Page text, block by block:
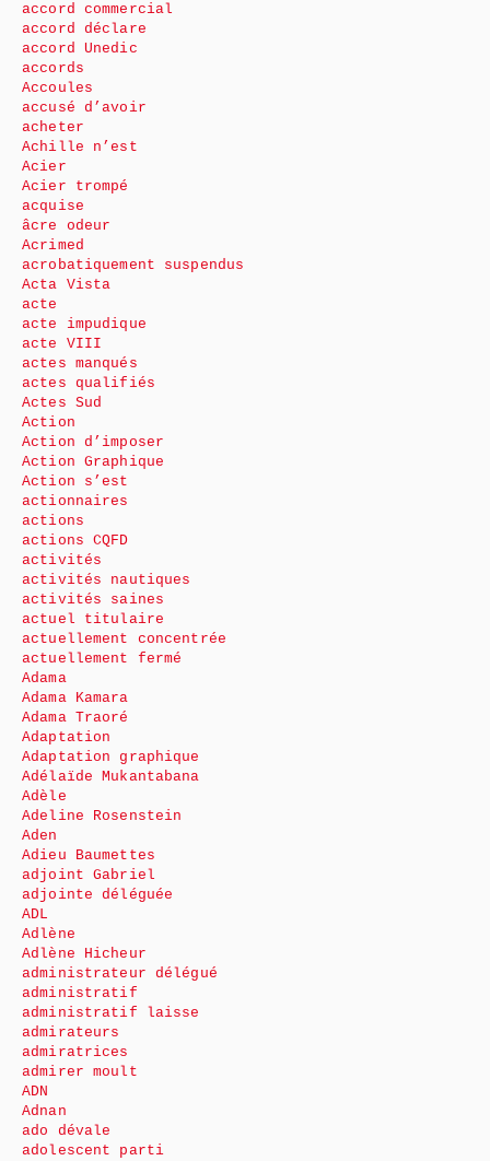
accord commercial
accord déclare
accord Unedic
accords
Accoules
accusé d’avoir
acheter
Achille n’est
Acier
Acier trompé
acquise
âcre odeur
Acrimed
acrobatiquement suspendus
Acta Vista
acte
acte impudique
acte VIII
actes manqués
actes qualifiés
Actes Sud
Action
Action d’imposer
Action Graphique
Action s’est
actionnaires
actions
actions CQFD
activités
activités nautiques
activités saines
actuel titulaire
actuellement concentrée
actuellement fermé
Adama
Adama Kamara
Adama Traoré
Adaptation
Adaptation graphique
Adélaïde Mukantabana
Adèle
Adeline Rosenstein
Aden
Adieu Baumettes
adjoint Gabriel
adjointe déléguée
ADL
Adlène
Adlène Hicheur
administrateur délégué
administratif
administratif laisse
admirateurs
admiratrices
admirer moult
ADN
Adnan
ado dévale
adolescent parti